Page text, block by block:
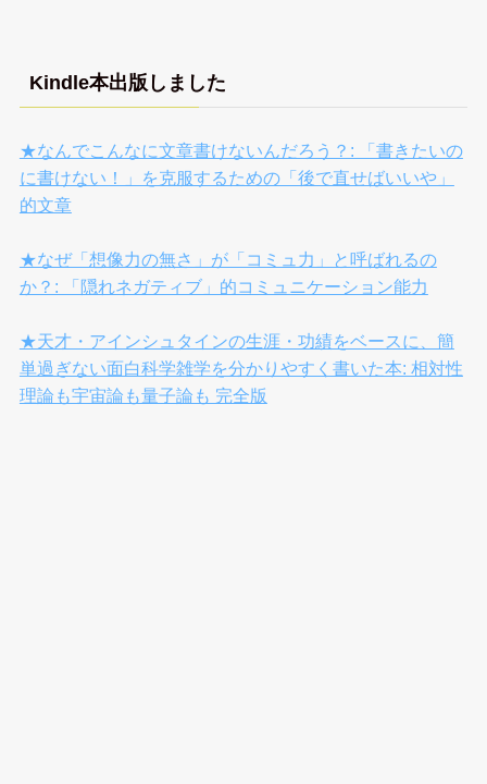
Kindle本出版しました
★なんでこんなに文章書けないんだろう？: 「書きたいの
に書けない！」を克服するための「後で直せばいいや」
的文章
★なぜ「想像力の無さ」が「コミュ力」と呼ばれるの
か？: 「隠れネガティブ」的コミュニケーション能力
★天才・アインシュタインの生涯・功績をベースに、簡
単過ぎない面白科学雑学を分かりやすく書いた本: 相対性
理論も宇宙論も量子論も 完全版